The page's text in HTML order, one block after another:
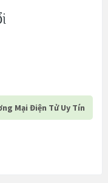
Mại Điện Tử Uy Tín